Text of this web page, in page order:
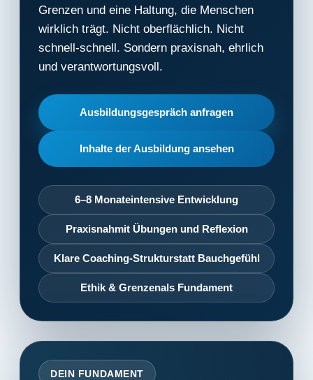
Grenzen und eine Haltung, die Menschen
wirklich trägt. Nicht oberflächlich. Nicht
schnell-schnell. Sondern praxisnah, ehrlich
und verantwortungsvoll.
Ausbildungsgespräch anfragen
Inhalte der Ausbildung ansehen
6–8 Monateintensive Entwicklung
Praxisnahmit Übungen und Reflexion
Klare Coaching-Strukturstatt Bauchgefühl
Ethik & Grenzenals Fundament
DEIN FUNDAMENT